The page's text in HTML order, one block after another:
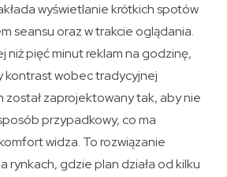
wyświetlanie krótkich spotów
seansu oraz w trakcie oglądania.
niż pięć minut reklam na godzinę,
kontrast wobec tradycyjnej
został zaprojektowany tak, aby nie
przypadkowy, co ma
widza. To rozwiązanie
rynkach, gdzie plan działa od kilku